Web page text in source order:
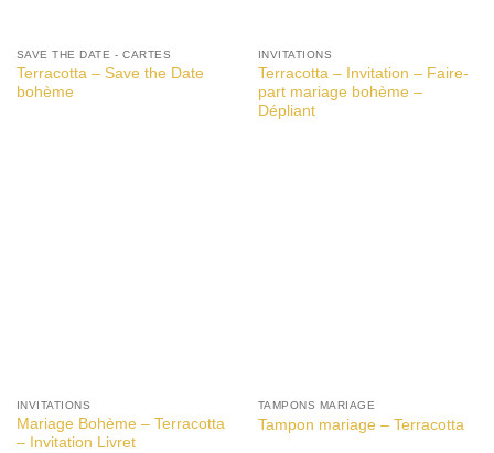
SAVE THE DATE - CARTES
Terracotta – Save the Date
bohème
INVITATIONS
Terracotta – Invitation – Faire-
part mariage bohème –
Dépliant
INVITATIONS
Mariage Bohème – Terracotta
– Invitation Livret
TAMPONS MARIAGE
Tampon mariage – Terracotta